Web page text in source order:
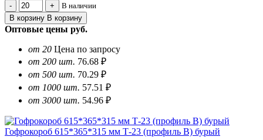
В наличии
В корзину В корзину
Оптовые цены руб.
от 20 Цена по запросу
от 200 шт. 76.68 ₽
от 500 шт. 70.29 ₽
от 1000 шт. 57.51 ₽
от 3000 шт. 54.96 ₽
Гофрокороб 615*365*315 мм Т-23 (профиль B) бурый